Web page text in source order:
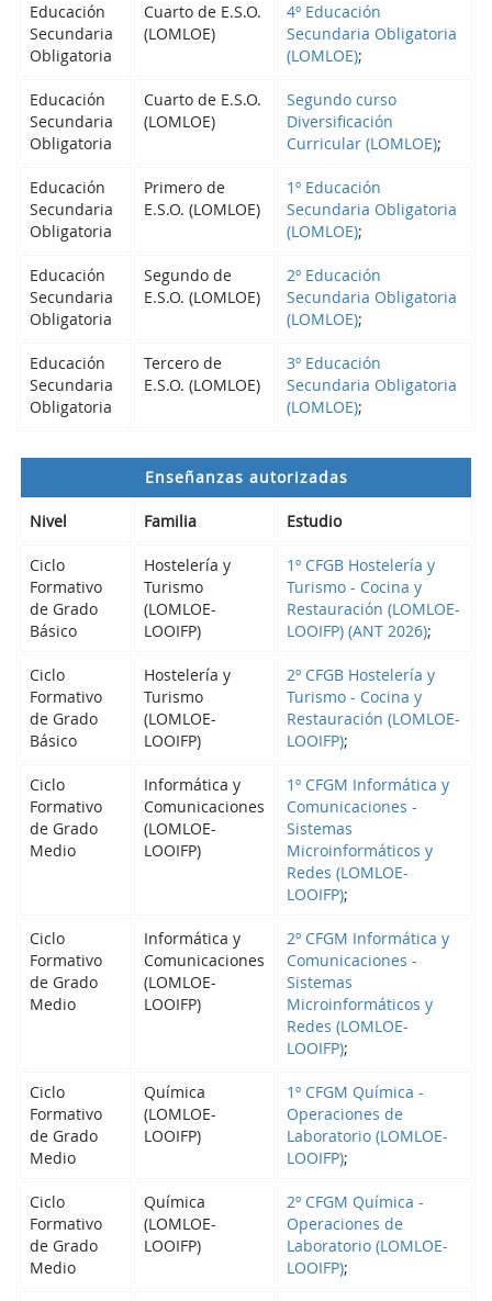
Educación
Secundaria
Obligatoria
Cuarto de E.S.O.
(LOMLOE)
4º Educación
Secundaria Obligatoria
(LOMLOE);
Educación
Secundaria
Obligatoria
Cuarto de E.S.O.
(LOMLOE)
Segundo curso
Diversificación
Curricular (LOMLOE);
Educación
Secundaria
Obligatoria
Primero de
E.S.O. (LOMLOE)
1º Educación
Secundaria Obligatoria
(LOMLOE);
Educación
Secundaria
Obligatoria
Segundo de
E.S.O. (LOMLOE)
2º Educación
Secundaria Obligatoria
(LOMLOE);
Educación
Secundaria
Obligatoria
Tercero de
E.S.O. (LOMLOE)
3º Educación
Secundaria Obligatoria
(LOMLOE);
Enseñanzas autorizadas
Nivel Familia Estudio
Ciclo
Formativo
de Grado
Básico
Hostelería y
Turismo
(LOMLOE-
LOOIFP)
1º CFGB Hostelería y
Turismo - Cocina y
Restauración (LOMLOE-
LOOIFP) (ANT 2026);
Ciclo
Formativo
de Grado
Básico
Hostelería y
Turismo
(LOMLOE-
LOOIFP)
2º CFGB Hostelería y
Turismo - Cocina y
Restauración (LOMLOE-
LOOIFP);
Ciclo
Formativo
de Grado
Medio
Informática y
Comunicaciones
(LOMLOE-
LOOIFP)
1º CFGM Informática y
Comunicaciones -
Sistemas
Microinformáticos y
Redes (LOMLOE-
LOOIFP);
Ciclo
Formativo
de Grado
Medio
Informática y
Comunicaciones
(LOMLOE-
LOOIFP)
2º CFGM Informática y
Comunicaciones -
Sistemas
Microinformáticos y
Redes (LOMLOE-
LOOIFP);
Ciclo
Formativo
de Grado
Medio
Química
(LOMLOE-
LOOIFP)
1º CFGM Química -
Operaciones de
Laboratorio (LOMLOE-
LOOIFP);
Ciclo
Formativo
de Grado
Medio
Química
(LOMLOE-
LOOIFP)
2º CFGM Química -
Operaciones de
Laboratorio (LOMLOE-
LOOIFP);